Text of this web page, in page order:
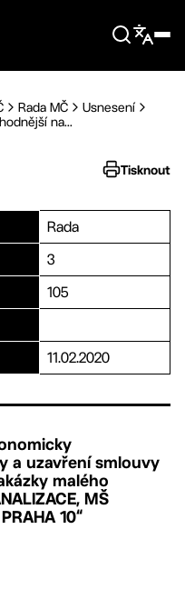
Rada MČ
Usnesení
na...
Tisknout
Rada
3
105
11.02.2020
a uzavření smlouvy
malého
MŠ
10“